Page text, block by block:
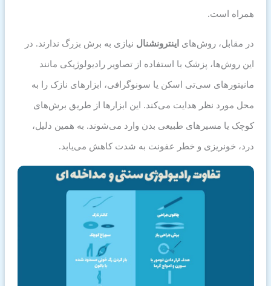
همراه است.
در مقابل، روش‌های اینترونشنال نیازی به برش بزرگ ندارند. در
این روش‌ها، پزشک با استفاده از تصاویر رادیولوژیکی مانند
مانیتورهای سی‌تی اسکن یا سونوگرافی، ابزارهای نازک را به
محل مورد نظر هدایت می‌کند. این ابزارها از طریق برش‌های
کوچک یا مسیرهای طبیعی بدن وارد می‌شوند. به همین دلیل،
درد، خونریزی و خطر عفونت به شدت کاهش می‌یابد.